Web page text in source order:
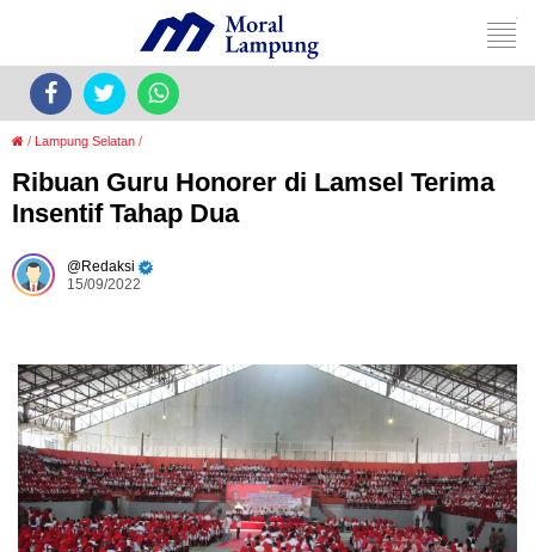
/ Lampung Selatan /
Ribuan Guru Honorer di Lamsel Terima
Insentif Tahap Dua
Redaksi
15/09/2022